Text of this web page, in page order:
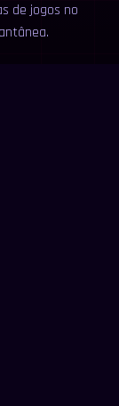
de jogos no